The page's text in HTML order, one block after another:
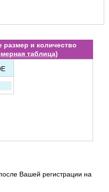
размер и количество
таблица)
Вашей регистрации на